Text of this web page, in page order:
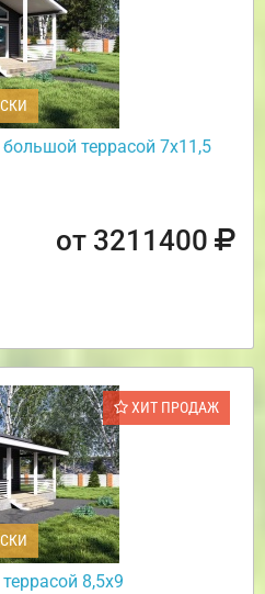
террасой 7х11,5
от 3211400
ХИТ ПРОДАЖ
8,5х9